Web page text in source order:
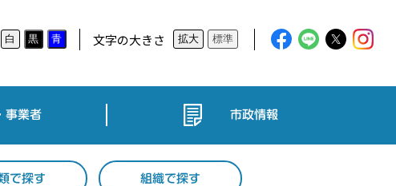
白 黒 青 文字の大きさ 拡大 標準
事業者 市政情報
で探す 組織で探す